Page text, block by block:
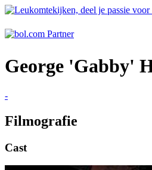
George 'Gabby'
-
Filmografie
Cast